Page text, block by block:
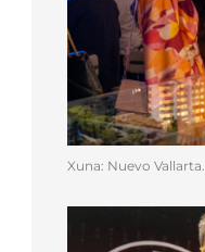
Xuna: Nuevo Vallarta.